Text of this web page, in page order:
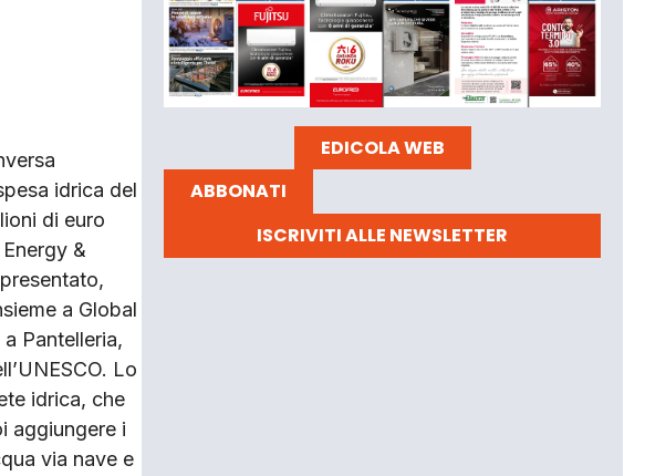
idrica del
di euro
&
a Global
Pantelleria,
Lo
idrica, che
aggiungere i
via nave e
EDICOLA WEB
ABBONATI
ISCRIVITI ALLE NEWSLETTER